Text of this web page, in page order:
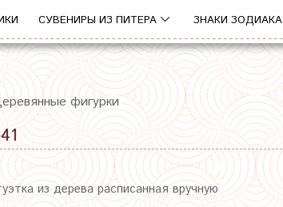
СУВЕНИРЫ ИЗ ПИТЕРА ЗНАКИ ЗОДИАКА
фигурки
из дерева расписанная вручную